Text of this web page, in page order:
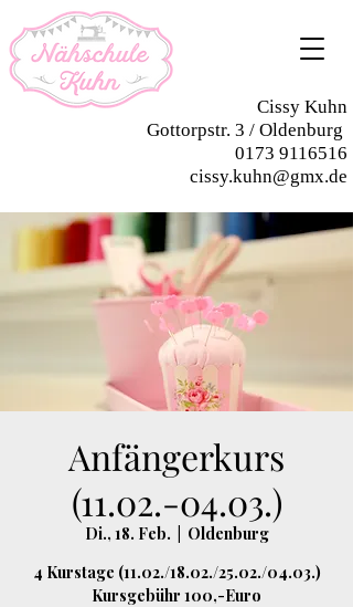
Cissy Kuhn
Gottorpstr. 3 / Oldenburg
0173 9116516
cissy.kuhn@gmx.de
Anfängerkurs
(11.02.-04.03.)
Di., 18. Feb.
Oldenburg
4 Kurstage (11.02./18.02./25.02./04.03.)
Kursgebühr 100,-Euro